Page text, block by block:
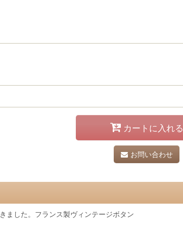
カートに入れる
お問い合わせ
ました。フランス製ヴィンテージボタン